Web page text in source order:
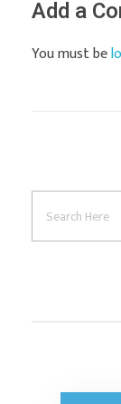
Add a
You must be